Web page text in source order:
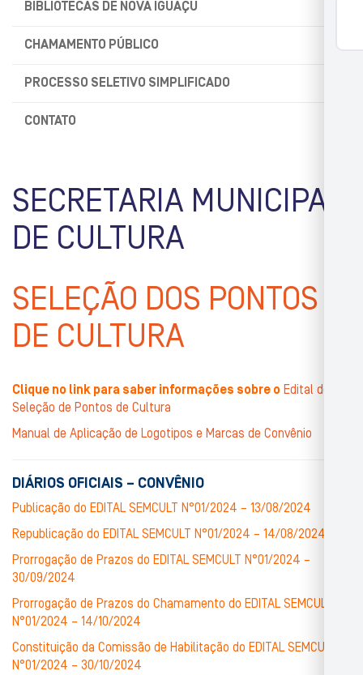
BIBLIOTECAS DE NOVA IGUAÇU
CHAMAMENTO PÚBLICO
PROCESSO SELETIVO SIMPLIFICADO
CONTATO
SECRETARIA MUNICIPAL
DE CULTURA
SELEÇÃO DOS PONTOS
DE CULTURA
Clique no link para saber informações sobre o Edital de
Seleção de Pontos de Cultura
Manual de Aplicação de Logotipos e Marcas de Convênio
DIÁRIOS OFICIAIS – CONVÊNIO
Publicação do EDITAL SEMCULT N°01/2024 – 13/08/2024
Republicação do EDITAL SEMCULT N°01/2024 – 14/08/2024
Prorrogação de Prazos do EDITAL SEMCULT N°01/2024 –
30/09/2024
Prorrogação de Prazos do Chamamento do EDITAL SEMCULT
N°01/2024 – 14/10/2024
Constituição da Comissão de Habilitação do EDITAL SEMCULT
N°01/2024 – 30/10/2024